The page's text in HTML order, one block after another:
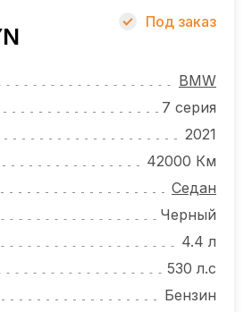
Под заказ
BMW
7 серия
2021
42000 Км
Седан
Черный
4.4 л
530 л.с
Бензин